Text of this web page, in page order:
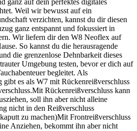
Weil wir bewusst auf ein
verzichten, kannst du dir diesen
ganz entspannt und fokussiert in
Wir liefern dir den W8 Neoflex auf
So kannst du die herausragende
die grenzenlose Dehnbarkeit dieses
Umgebung testen, bevor er dich auf
begleitet. Als
es als W7 mit Rückenreißverschluss
Rückenreißverschluss kann
soll ihn aber nicht alleine
nicht in den Reißverschluss
zu machen)Mit Frontreißverschluss
Anziehen, bekommt ihn aber nicht